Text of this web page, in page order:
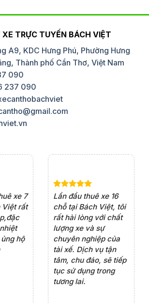
TRỰC TUYẾN BÁCH VIỆT
A9, KDC Hưng Phú, Phường Hưng
Thành phố Cần Thơ, Việt Nam
090
237 090
xe 7
Việt rất
hộ
Lần đầu thuê xe 16
chỗ tại Bách Việt, tôi
rất hài lòng với chất
lượng xe và sự
chuyên nghiệp của
tài xế. Dịch vụ tận
tâm, chu đáo, sẽ tiếp
tục sử dụng trong
tương lai.